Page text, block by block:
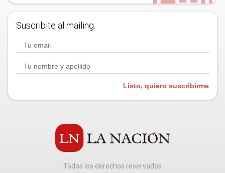
Suscribite al mailing.
Listo, quiero suscribirme
Todos los derechos reservados